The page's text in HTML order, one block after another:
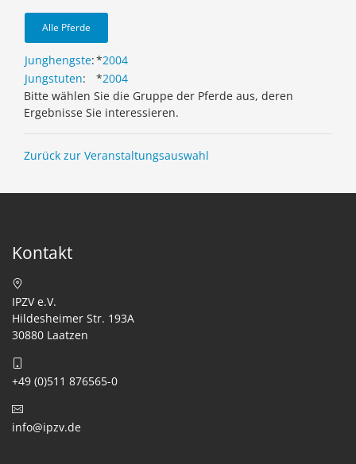
Alle Pferde
Junghengste:*2004
Jungstuten: *2004
Bitte wählen Sie die Gruppe der Pferde aus, deren
Ergebnisse Sie interessieren.
Zurück zur Veranstaltungsauswahl
Kontakt
IPZV e.V.
Hildesheimer Str. 193A
30880 Laatzen
+49 (0)511 876565-0
info@ipzv.de